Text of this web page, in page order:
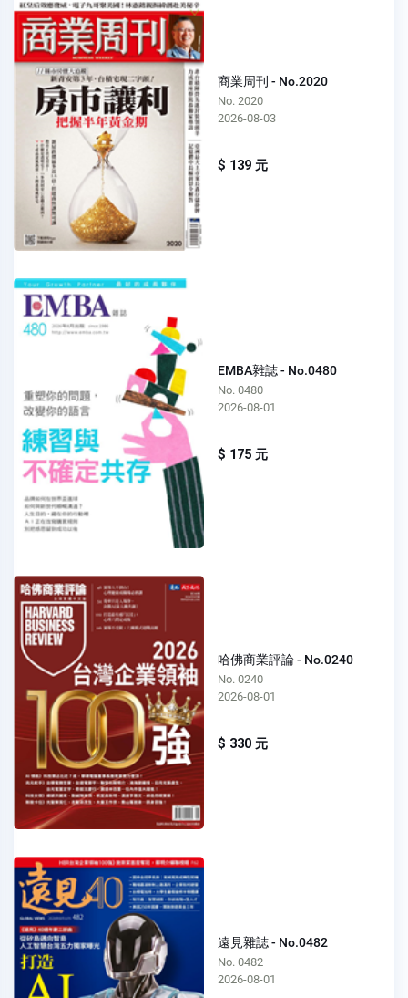
商業周刊 - No.2020
No. 2020
2026-08-03
$ 139 元
EMBA雜誌 - No.0480
No. 0480
2026-08-01
$ 175 元
哈佛商業評論 - No.0240
No. 0240
2026-08-01
$ 330 元
遠見雜誌 - No.0482
No. 0482
2026-08-01